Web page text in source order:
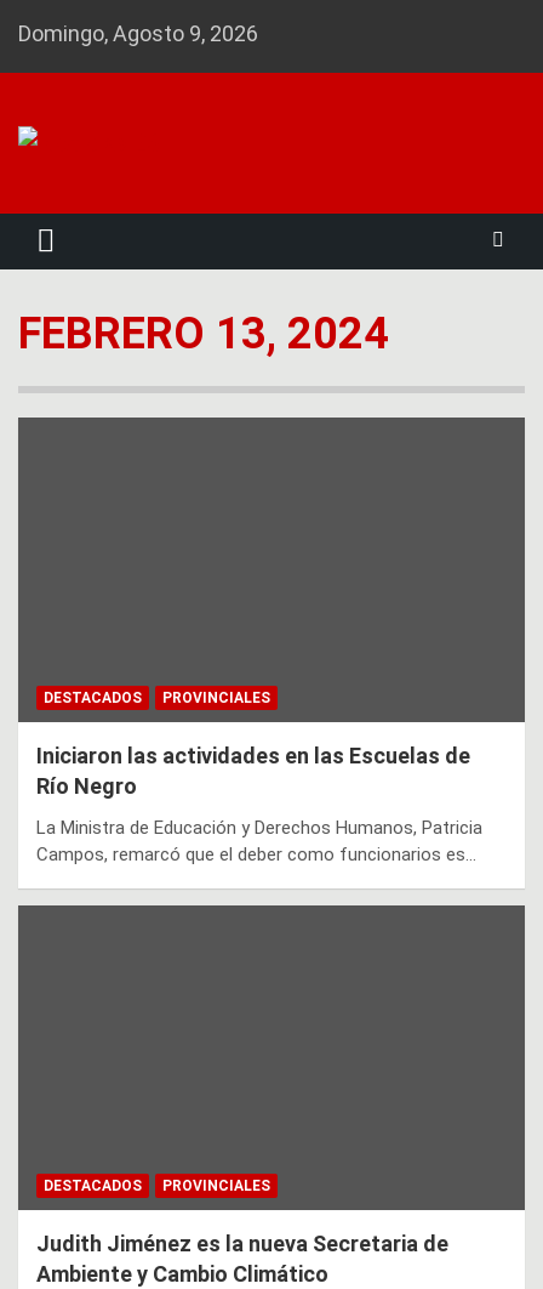
Domingo, Agosto 9, 2026
FEBRERO 13, 2024
DESTACADOS PROVINCIALES
Iniciaron las actividades en las Escuelas de
Río Negro
La Ministra de Educación y Derechos Humanos, Patricia
Campos, remarcó que el deber como funcionarios es…
DESTACADOS PROVINCIALES
Judith Jiménez es la nueva Secretaria de
Ambiente y Cambio Climático